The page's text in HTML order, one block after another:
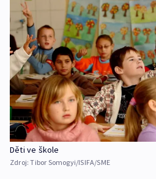
Děti ve škole
Zdroj:Tibor Somogyi/ISIFA/SME